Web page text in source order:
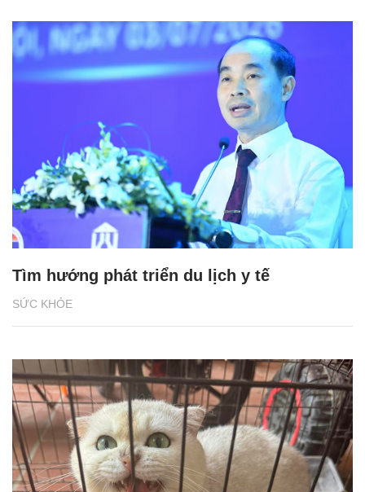
SỨC KHỎE
Tìm hướng phát triển du lịch y tế